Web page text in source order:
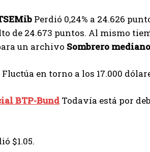
Perdió 0,24% a 24.626
de 24.673 puntos. Al mismo
un archivo Sombrero
Fluctúa en torno a los 17.000
BTP-Bund Todavía está por
$1.05.